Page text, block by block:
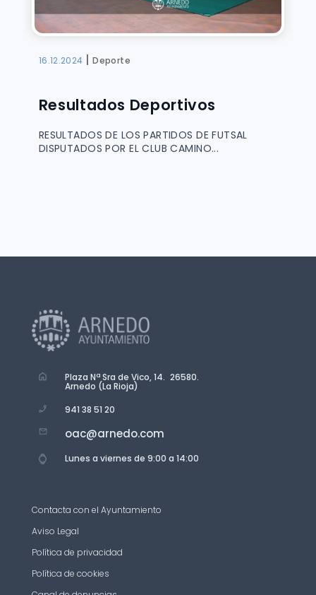
16.12.2024 |Deporte
Resultados Deportivos
RESULTADOS DE LOS PARTIDOS DE FUTSAL
DISPUTADOS POR EL CLUB CAMINO...
Plaza Nª Sra de Vico, 14. 26580.
Arnedo (La Rioja)
941 38 51 20
oac@arnedo.com
Lunes a viernes de 9:00 a 14:00
Contacta con el Ayuntamiento
Aviso Legal
Política de privacidad
Política de cookies